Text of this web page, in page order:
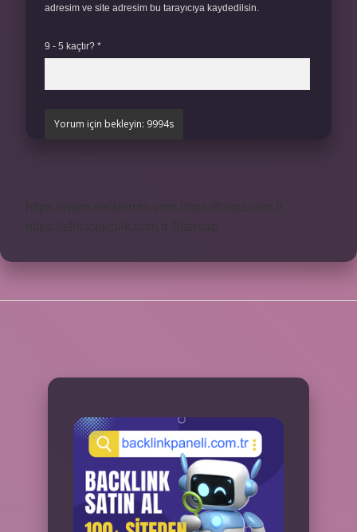
adresim ve site adresim bu tarayıcıya kaydedilsin.
9 - 5 kaçtır? *